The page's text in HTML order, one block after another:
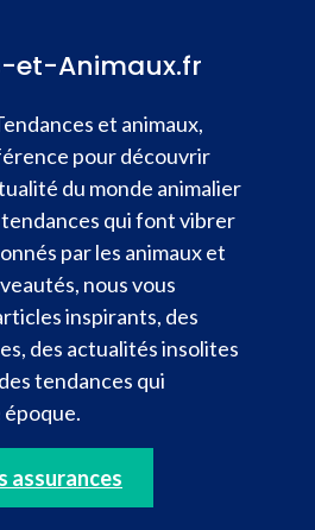
et-Animaux.fr
et animaux,
pour découvrir
du monde animalier
qui font vibrer
par les animaux et
nous vous
inspirants, des
des actualités insolites
tendances qui
assurances